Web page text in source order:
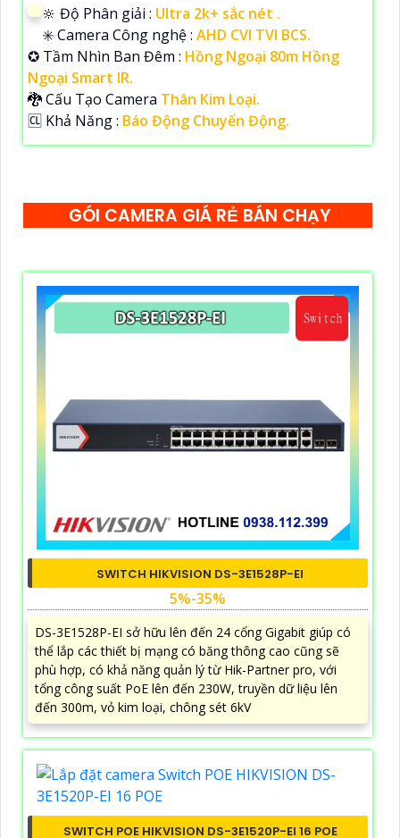
🔆 Độ Phân giải : Ultra 2k+ sắc nét .
✳️ Camera Công nghệ : AHD CVI TVI BCS.
✪ Tầm Nhìn Ban Đêm : Hồng Ngoại 80m Hồng
Ngoại Smart IR.
🐉️ Cấu Tạo Camera Thân Kim Loại.
️🆑 Khả Năng : Báo Động Chuyển Động.
GÓI CAMERA GIÁ RẺ BÁN CHẠY
SWITCH HIKVISION DS-3E1528P-EI
5%-35%
DS-3E1528P-EI sở hữu lên đến 24 cổng Gigabit giúp có
thể lắp các thiết bị mạng có băng thông cao cũng sẽ
phù hợp, có khả năng quản lý từ Hik-Partner pro, với
tổng công suất PoE lên đến 230W, truyền dữ liệu lên
đến 300m, vỏ kim loại, chông sét 6kV
SWITCH POE HIKVISION DS-3E1520P-EI 16 POE